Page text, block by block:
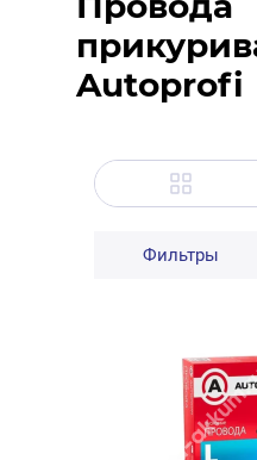
Autoprofi
Фильтры